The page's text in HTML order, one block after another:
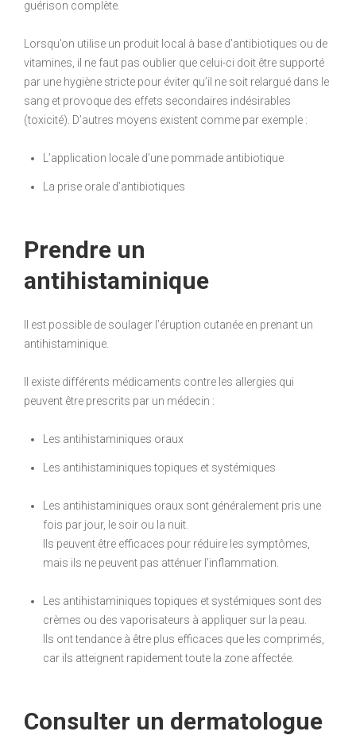
guérison complète.
Lorsqu’on utilise un produit local à base d’antibiotiques ou de
vitamines, il ne faut pas oublier que celui-ci doit être supporté
par une hygiène stricte pour éviter qu’il ne soit relargué dans le
sang et provoque des effets secondaires indésirables
(toxicité). D’autres moyens existent comme par exemple :
L’application locale d’une pommade antibiotique
La prise orale d’antibiotiques
Prendre un
antihistaminique
Il est possible de soulager l’éruption cutanée en prenant un
antihistaminique.
Il existe différents médicaments contre les allergies qui
peuvent être prescrits par un médecin :
Les antihistaminiques oraux
Les antihistaminiques topiques et systémiques
Les antihistaminiques oraux sont généralement pris une
fois par jour, le soir ou la nuit.
Ils peuvent être efficaces pour réduire les symptômes,
mais ils ne peuvent pas atténuer l’inflammation.
Les antihistaminiques topiques et systémiques sont des
crèmes ou des vaporisateurs à appliquer sur la peau.
Ils ont tendance à être plus efficaces que les comprimés,
car ils atteignent rapidement toute la zone affectée.
Consulter un dermatologue